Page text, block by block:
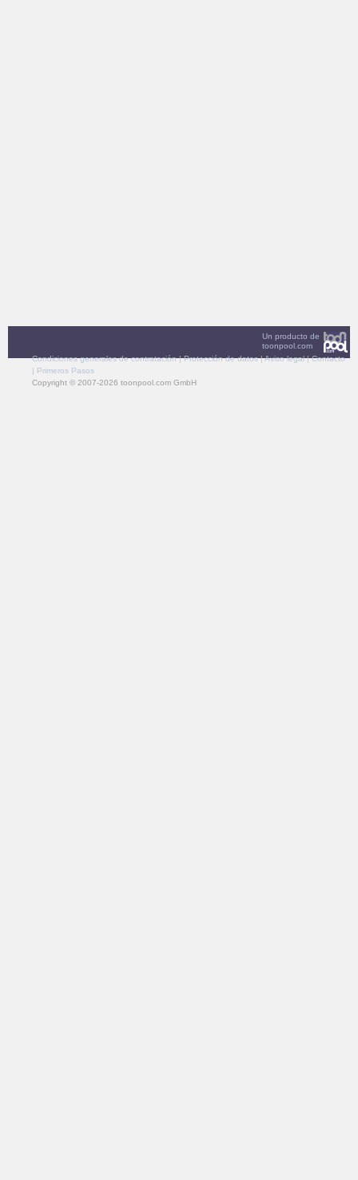
Un producto de
toonpool.com
Condiciones generales de contratación|Protección de datos|Aviso legal|Contacto
| Primeros Pasos
Copyright © 2007-2026 toonpool.com GmbH